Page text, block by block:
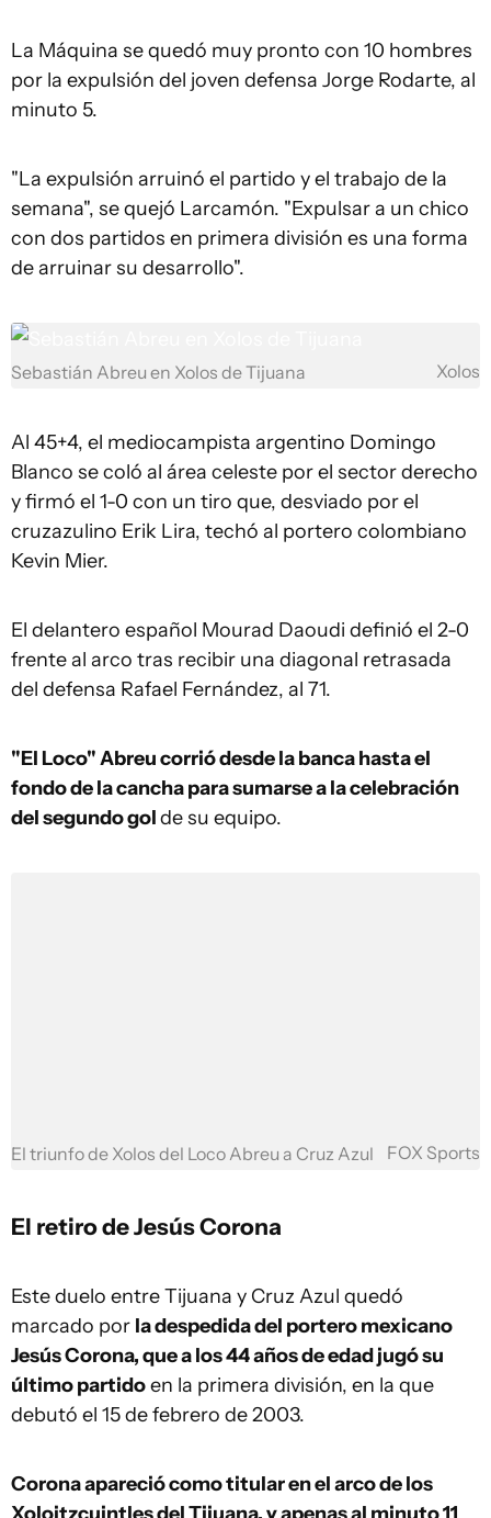
La Máquina se quedó muy pronto con 10 hombres
por la expulsión del joven defensa Jorge Rodarte, al
minuto 5.
"La expulsión arruinó el partido y el trabajo de la
semana", se quejó Larcamón. "Expulsar a un chico
con dos partidos en primera división es una forma
de arruinar su desarrollo".
Sebastián Abreu en Xolos de Tijuana Xolos
Al 45+4, el mediocampista argentino Domingo
Blanco se coló al área celeste por el sector derecho
y firmó el 1-0 con un tiro que, desviado por el
cruzazulino Erik Lira, techó al portero colombiano
Kevin Mier.
El delantero español Mourad Daoudi definió el 2-0
frente al arco tras recibir una diagonal retrasada
del defensa Rafael Fernández, al 71.
"El Loco" Abreu corrió desde la banca hasta el
fondo de la cancha para sumarse a la celebración
del segundo golde su equipo.
El triunfo de Xolos del Loco Abreu a Cruz Azul FOX Sports
El retiro de Jesús Corona
Este duelo entre Tijuana y Cruz Azul quedó
marcado por la despedida del portero mexicano
Jesús Corona, que a los 44 años de edad jugó su
último partidoen la primera división, en la que
debutó el 15 de febrero de 2003.
Corona apareció como titular en el arco de los
Xoloitzcuintles del Tijuana, y apenas al minuto 11